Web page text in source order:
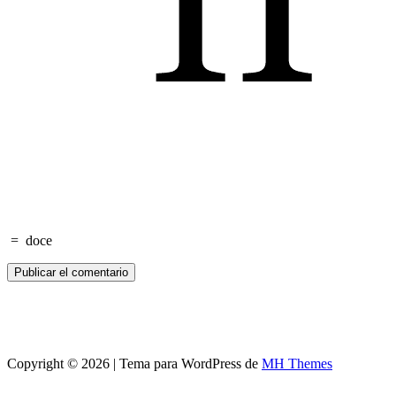
= doce
Copyright © 2026 | Tema para WordPress de MH Themes